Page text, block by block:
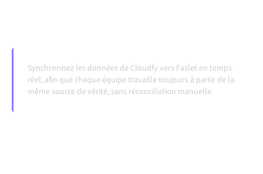
Synchronisez les données de Cloudfy vers Faslet en temps
réel, afin que chaque équipe travaille toujours à partir de la
même source de vérité, sans réconciliation manuelle.